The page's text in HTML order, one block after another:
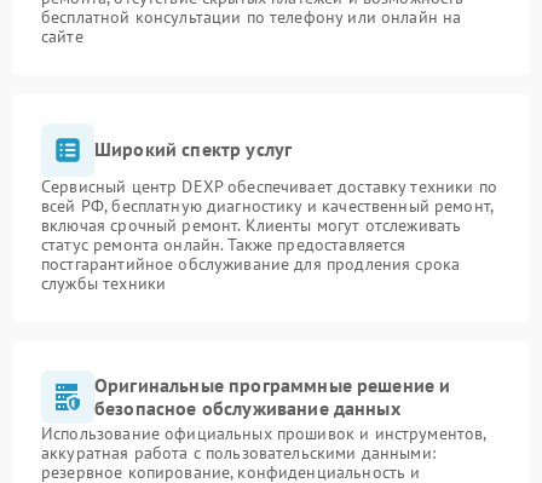
бесплатной консультации по телефону или онлайн на
сайте
Широкий спектр услуг
Сервисный центр DEXP обеспечивает доставку техники по
всей РФ, бесплатную диагностику и качественный ремонт,
включая срочный ремонт. Клиенты могут отслеживать
статус ремонта онлайн. Также предоставляется
постгарантийное обслуживание для продления срока
службы техники
Оригинальные программные решение и
безопасное обслуживание данных
Использование официальных прошивок и инструментов,
аккуратная работа с пользовательскими данными:
резервное копирование, конфиденциальность и